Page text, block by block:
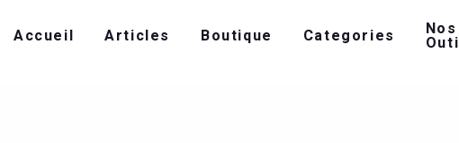
Accueil Articles Boutique Categories Nos